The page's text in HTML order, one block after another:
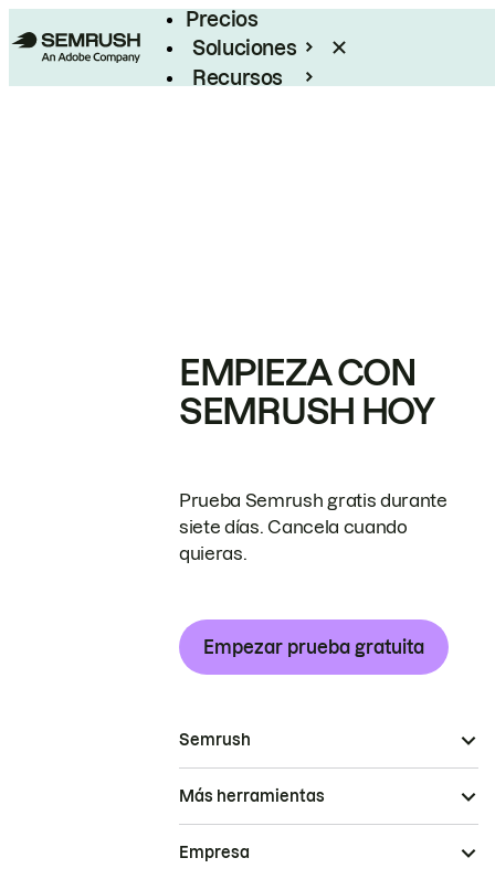
Precios
Soluciones
Recursos
EMPIEZA CON
SEMRUSH HOY
Prueba Semrush gratis durante
siete días. Cancela cuando
quieras.
Empezar prueba gratuita
Semrush
Más herramientas
Empresa